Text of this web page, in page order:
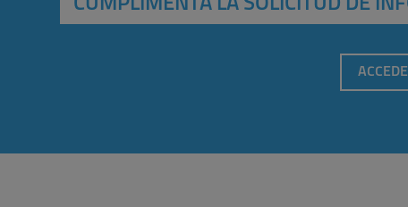
CUMPLIMENTA LA SOLICITUD DE
ACCEDE